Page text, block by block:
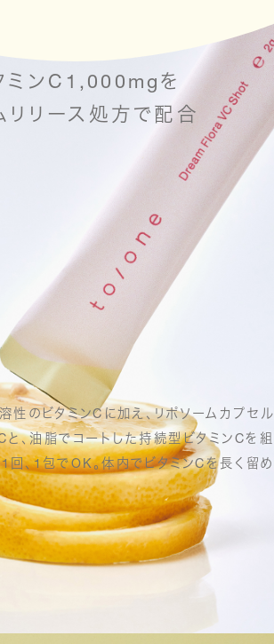
ミンC1,000mgを
リリース処方で配合
性のビタミンCに加え、リポソームカプセル
と、油脂でコートした持続型ビタミンCを組
回、1包でOK。体内でビタミンCを長く留め